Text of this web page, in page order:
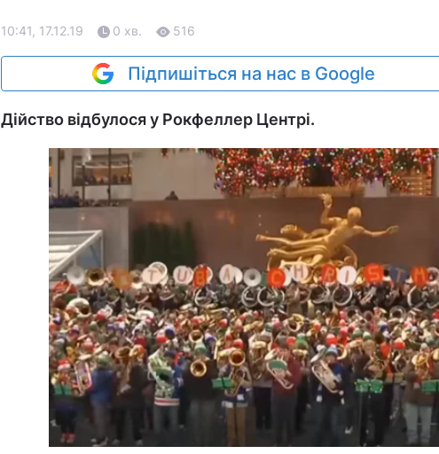
10:41, 17.12.19 0 хв. 516
Підпишіться на нас в Google
Дійство відбулося у Рокфеллер Центрі.